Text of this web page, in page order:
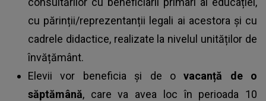
cu părinții/reprezentanții legali ai acestora și cu
cadrele didactice, realizate la nivelul unităților de
învățământ.
Elevii vor beneficia și de ovacanță de o
săptămână, care va avea loc în perioada 10